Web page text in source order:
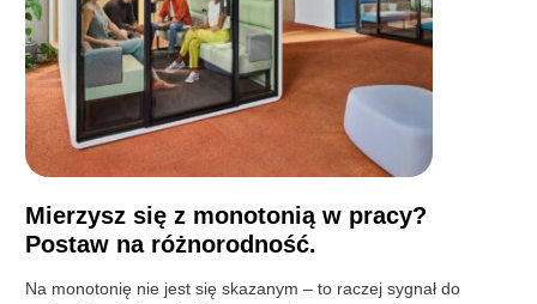
Mierzysz się z monotonią w pracy?
Postaw na różnorodność.
Na monotonię nie jest się skazanym – to raczej sygnał do